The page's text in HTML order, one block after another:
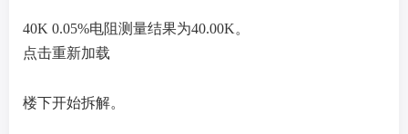
40K 0.05%电阻测量结果为40.00K。
点击重新加载
楼下开始拆解。